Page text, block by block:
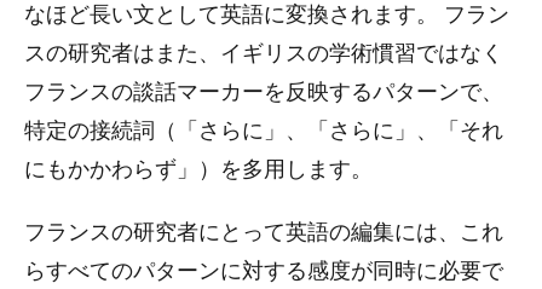
なほど長い文として英語に変換されます。 フラン
スの研究者はまた、イギリスの学術慣習ではなく
フランスの談話マーカーを反映するパターンで、
特定の接続詞（「さらに」、「さらに」、「それ
にもかかわらず」）を多用します。
フランスの研究者にとって英語の編集には、これ
らすべてのパターンに対する感度が同時に必要で